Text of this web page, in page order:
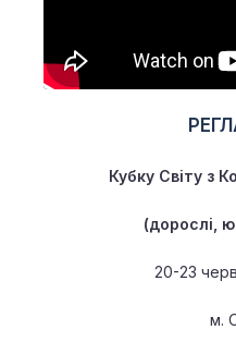
Кубку Світу з
(дорослі,
20-23
м.